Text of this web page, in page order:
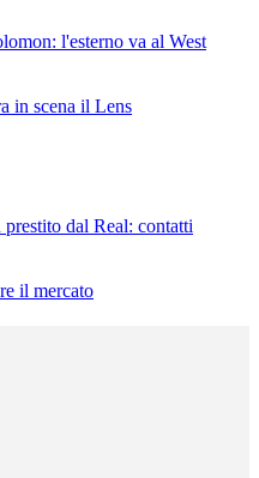
l'esterno va al West
in scena il Lens
dal Real: contatti
il mercato